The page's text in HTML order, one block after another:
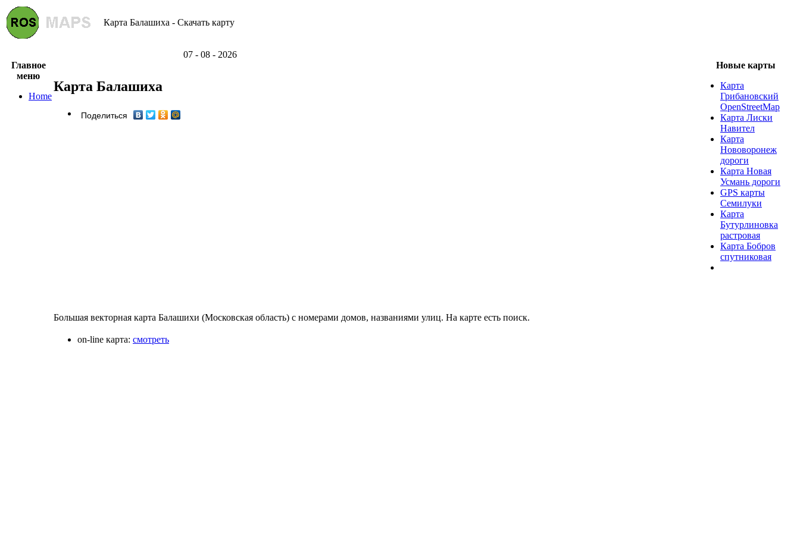
Карта Балашиха - Скачать карту
07 - 08 - 2026
Главное
меню
Home
Карта Балашиха
Поделиться
Большая векторная карта Балашихи (Московская область) с номерами домов, названиями улиц. На карте есть поиск.
on-line карта: смотреть
Новые карты
Карта
Грибановский
OpenStreetMap
Карта Лиски
Навител
Карта
Нововоронеж
дороги
Карта Новая
Усмань дороги
GPS карты
Семилуки
Карта
Бутурлиновка
растровая
Карта Бобров
спутниковая